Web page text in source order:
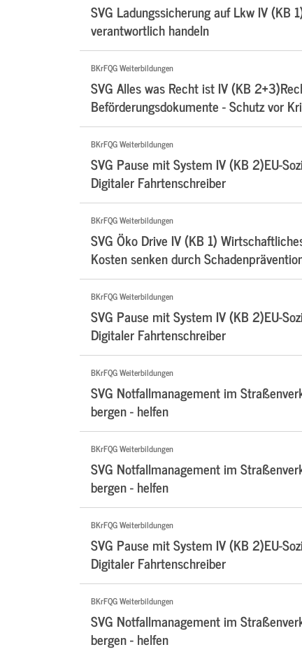
SVG Ladungssicherung auf Lkw IV (KB
verantwortlich handeln
BKrFQG Weiterbildungen
SVG Alles was Recht ist IV (KB
Beförderungsdokumente - Schutz vor
BKrFQG Weiterbildungen
SVG Pause mit System IV (KB 2)EU-
Digitaler Fahrtenschreiber
BKrFQG Weiterbildungen
SVG Öko Drive IV (KB 1)
Kosten senken durch
BKrFQG Weiterbildungen
SVG Pause mit System IV (KB 2)EU-
Digitaler Fahrtenschreiber
BKrFQG Weiterbildungen
SVG Notfallmanagement im
bergen - helfen
BKrFQG Weiterbildungen
SVG Notfallmanagement im
bergen - helfen
BKrFQG Weiterbildungen
SVG Pause mit System IV (KB 2)EU-
Digitaler Fahrtenschreiber
BKrFQG Weiterbildungen
SVG Notfallmanagement im
bergen - helfen